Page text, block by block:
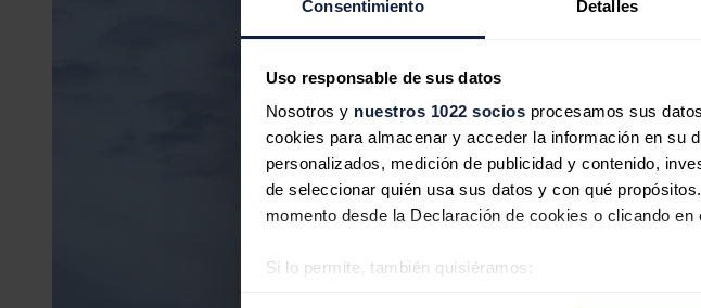
Consentimiento Detalles
Uso responsable de sus datos
Nosotros y nuestros 1022 socios procesamos sus
cookies para almacenar y acceder la información en su
personalizados, medición de publicidad y contenido,
de seleccionar quién usa sus datos y con qué
momento desde la Declaración de cookies o clicando en
Si lo permite, también quisiéramos: